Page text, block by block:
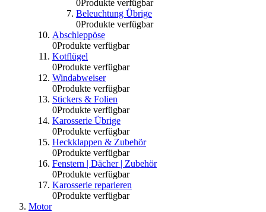
0Produkte verfügbar
Beleuchtung Übrige
0Produkte verfügbar
Abschleppöse
0Produkte verfügbar
Kotflügel
0Produkte verfügbar
Windabweiser
0Produkte verfügbar
Stickers & Folien
0Produkte verfügbar
Karosserie Übrige
0Produkte verfügbar
Heckklappen & Zubehör
0Produkte verfügbar
Fenstern | Dächer | Zubehör
0Produkte verfügbar
Karosserie reparieren
0Produkte verfügbar
Motor